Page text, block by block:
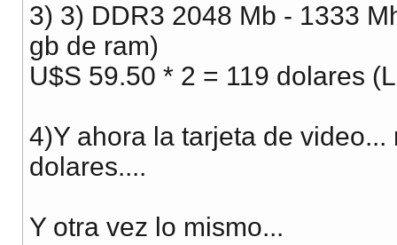
3) 3) DDR3 2048 Mb - 1333
gb de ram)
U$S 59.50 * 2 = 119 dolares
4)Y ahora la tarjeta de
dolares....
Y otra vez lo mismo...